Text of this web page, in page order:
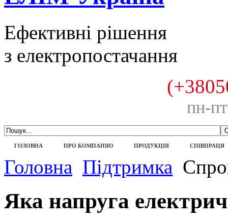
Ефективні рішення
з електропостачання
пн-
ГОЛОВНА ПРО КОМПАНІЮ ПРОДУКЦІЯ СПІВПРАЦЯ
Головна Підтримка
Яка напруга